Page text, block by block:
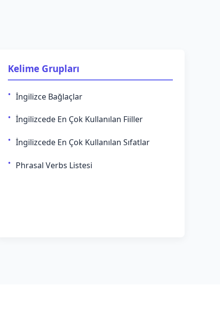
Kelime Grupları
İngilizce Bağlaçlar
İngilizcede En Çok Kullanılan Fiiller
İngilizcede En Çok Kullanılan Sıfatlar
Phrasal Verbs Listesi